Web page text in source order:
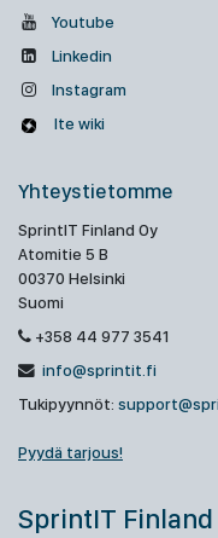
Youtube
Linkedin
Instagram
Ite wiki
Yhteystietomme
SprintIT Finland Oy
Atomitie 5 B
00370 Helsinki
Suomi
+358 44 977 3541
info@sprintit.fi
Tukipyynnöt:
Pyydä tarjous!
SprintIT Finland